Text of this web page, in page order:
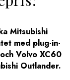
Mitsubishi
med plug-in-
Volvo XC60
Outlander.